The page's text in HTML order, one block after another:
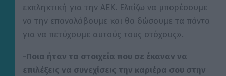
εκπληκτική για την ΑΕΚ. Ελπίζω να μπορέσουμε
να την επαναλάβουμε και θα δώσουμε τα πάντα
για να πετύχουμε αυτούς τους στόχους».
-Ποια ήταν τα στοιχεία που σε έκαναν να
επιλέξεις να συνεχίσεις την καριέρα σου στην